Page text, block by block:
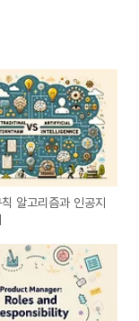
알고리즘과 인공지